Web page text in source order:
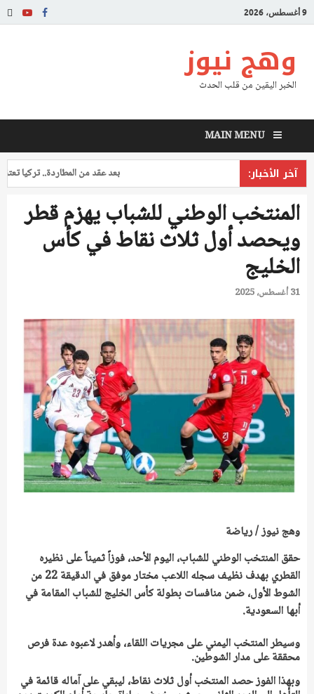
9 أغسطس، 2026
وهج نيوز
الخبر اليقين من قلب الحدث
MAIN MENU
آخر الأخبار: بعد عقد من المطاردة.. تركيا تعتقل
المنتخب الوطني للشباب يهزم قطر
ويحصد أول ثلاث نقاط في كأس
الخليج
31 أغسطس، 2025
وهج نيوز / رياضة
حقق المنتخب الوطني للشباب، اليوم الأحد، فوزاً ثميناً على نظيره
القطري بهدف نظيف سجله اللاعب مختار موفق في الدقيقة 22 من
الشوط الأول، ضمن منافسات بطولة كأس الخليج للشباب المقامة في
أبها السعودية.
وسيطر المنتخب اليمني على مجريات اللقاء، وأهدر لاعبوه عدة فرص
محققة على مدار الشوطين.
وبهذا الفوز حصد المنتخب أول ثلاث نقاط، ليبقي على آماله قائمة في